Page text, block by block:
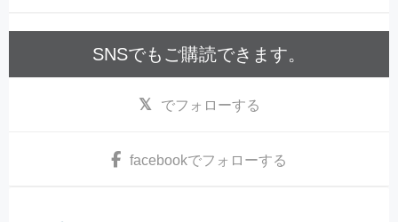
SNSでもご購読できます。
でフォローする
facebookでフォローする